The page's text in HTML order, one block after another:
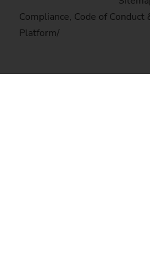
Compliance, Code of
Platform